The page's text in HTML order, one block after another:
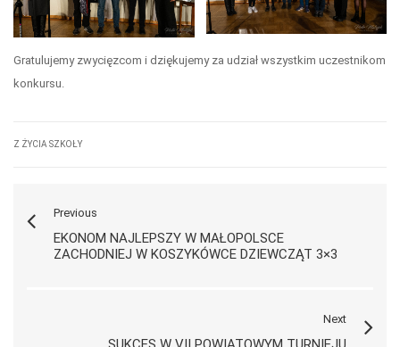
Gratulujemy zwycięzcom i dziękujemy za udział wszystkim uczestnikom
konkursu.
Z ŻYCIA SZKOŁY
Previous
EKONOM NAJLEPSZY W MAŁOPOLSCE
ZACHODNIEJ W KOSZYKÓWCE DZIEWCZĄT 3×3
Next